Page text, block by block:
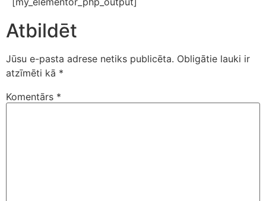
Atbildēt
Jūsu e-pasta adrese netiks publicēta. Obligātie lauki ir
atzīmēti kā *
Komentārs *